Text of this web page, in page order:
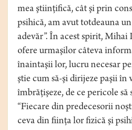
mea ştiinţifică, cât şi prin
psihică, am avut totdeauna
adevăr”. În acest spirit, Mihai
ofere urmaşilor câteva
înaintaşii lor, lucru necesar
ştie cum să-şi dirijeze paşii în
îmbrăţişeze, de ce pericole să
“Fiecare din predecesorii
ceva din fiinţa lor fizică şi